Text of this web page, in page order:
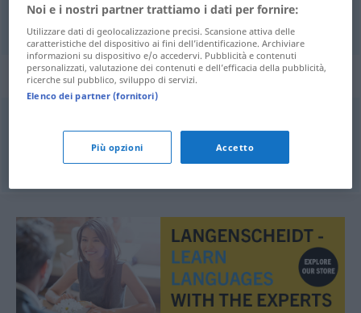
fakirleşmiş verarmt
Sinonimi per "verarmt"
finanzschwach,bedürftig,mittellos,ärmlich
© OpenThesaurus.de
Noi e i nostri partner trattiamo i dati per fornire:
Utilizzare dati di geolocalizzazione precisi. Scansione attiva delle
caratteristiche del dispositivo ai fini dell’identificazione. Archiviare
informazioni su dispositivo e/o accedervi. Pubblicità e contenuti
personalizzati, valutazione dei contenuti e dell’efficacia della pubblicità,
ricerche sul pubblico, sviluppo di servizi.
Elenco dei partner (fornitori)
Più opzioni Accetto